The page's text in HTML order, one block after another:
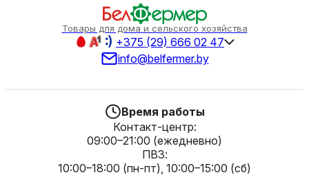
Товары для дома и сельского хозяйства
+375 (29) 666 02 47
info@belfermer.by
Время работы
Контакт-центр:
09:00–21:00 (ежедневно)
ПВЗ:
10:00–18:00 (пн-пт), 10:00–15:00 (сб)